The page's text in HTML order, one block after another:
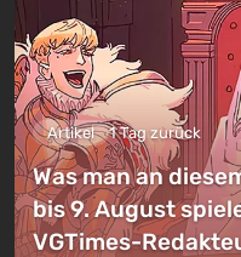
Artikel 1 Tag zurück
Was man an
bis 9. August
VGTimes-